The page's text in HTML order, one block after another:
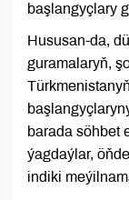
başlangyçlary
Hususan-da,
guramalaryň,
barada söhbet
ýagdaýlar,
indiki